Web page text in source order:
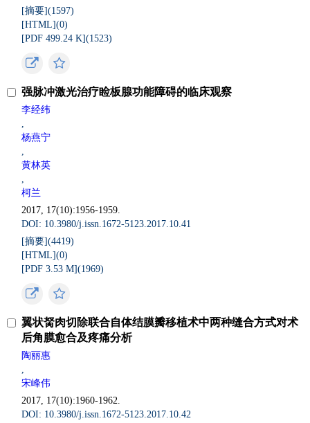
[摘要](1597)
[HTML](0)
[PDF 499.24 K](1523)
强脉冲激光治疗睑板腺功能障碍的临床观察
李经纬
,
杨燕宁
,
黄林英
,
柯兰
2017, 17(10):1956-1959.
DOI: 10.3980/j.issn.1672-5123.2017.10.41
[摘要](4419)
[HTML](0)
[PDF 3.53 M](1969)
翼状胬肉切除联合自体结膜瓣移植术中两种缝合方式对术
后角膜愈合及疼痛分析
陶丽惠
,
宋峰伟
2017, 17(10):1960-1962.
DOI: 10.3980/j.issn.1672-5123.2017.10.42